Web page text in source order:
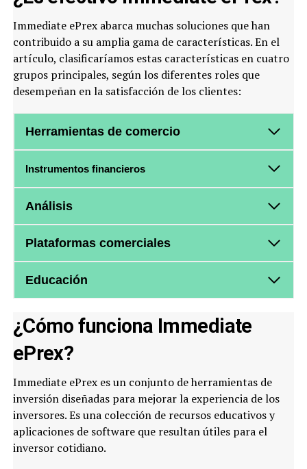
Immediate ePrex abarca muchas soluciones que han
contribuido a su amplia gama de características. En el
artículo, clasificaríamos estas características en cuatro
grupos principales, según los diferentes roles que
desempeñan en la satisfacción de los clientes:
Herramientas de comercio
Instrumentos financieros
Análisis
Plataformas comerciales
Educación
¿Cómo funciona Immediate
ePrex?
Immediate ePrex es un conjunto de herramientas de
inversión diseñadas para mejorar la experiencia de los
inversores. Es una colección de recursos educativos y
aplicaciones de software que resultan útiles para el
inversor cotidiano.